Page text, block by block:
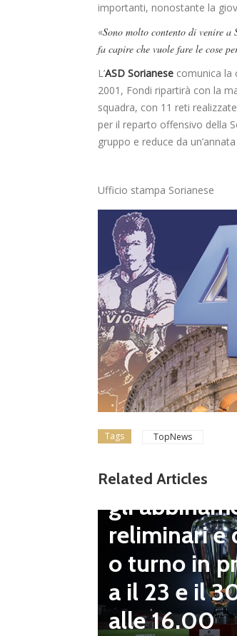
importanti, nonostante la
«Sono molto contento di venire a
fa capire che vuole fare le cose
L’ASD Sorianese comunica la
2001, Fondi ripartirà con la
squadra, con 11 reti
per il reparto offensivo della
gruppo e reduce da
Ufficio stampa Sorianese
Tags TopNews
Related Articles
Coppa Italia
gli
reliminari e
o turno in
a il 23 e il
alle 16.00